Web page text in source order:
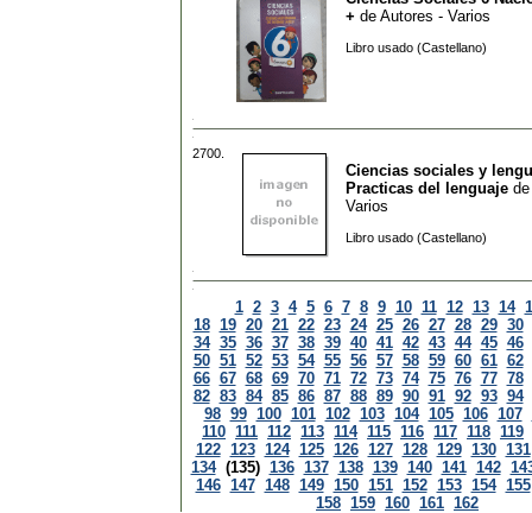
+ de Autores - Varios
Libro usado (Castellano)
2700.
Ciencias sociales y
Practicas del lenguaje de
Varios
Libro usado (Castellano)
1 2 3 4 5 6 7 8 9 10 11 12 13 14
18 19 20 21 22 23 24 25 26 27 28 29 30
34 35 36 37 38 39 40 41 42 43 44 45 46
50 51 52 53 54 55 56 57 58 59 60 61 62
66 67 68 69 70 71 72 73 74 75 76 77 78
82 83 84 85 86 87 88 89 90 91 92 93 94
98 99 100 101 102 103 104 105 106 107
110 111 112 113 114 115 116 117 118 119
122 123 124 125 126 127 128 129 130 131
134 (135) 136 137 138 139 140 141 142
146 147 148 149 150 151 152 153 154 155
158 159 160 161 162